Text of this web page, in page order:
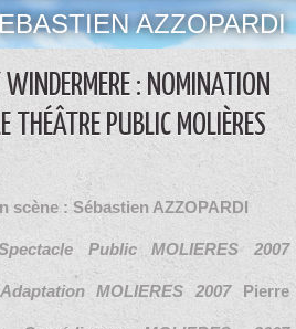
AZZOPARDI
: NOMINATION
THÉÂTRE PUBLIC MOLIÈRES
scène : Sébastien AZZOPARDI
Public MOLIERES 2007
MOLIERES 2007Pierre